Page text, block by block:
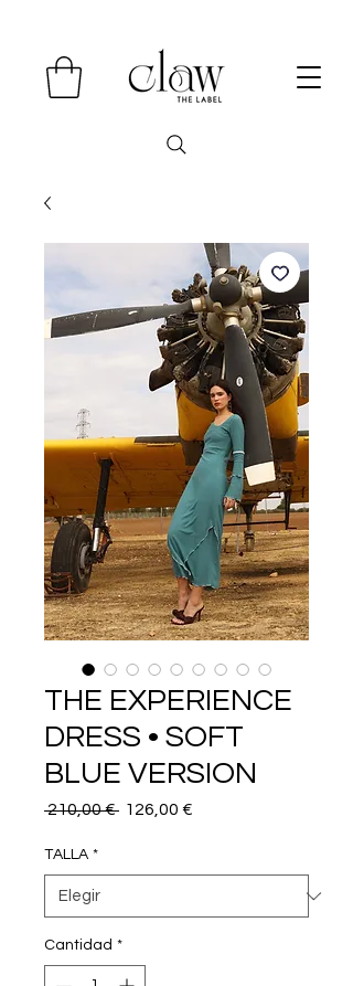
THE EXPERIENCE
DRESS • SOFT
BLUE VERSION
210,00 € Precio
126,00 €
TALLA *
Cantidad *